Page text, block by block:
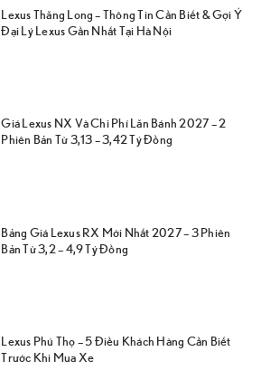
Lexus Thăng Long – Thông Tin Cần Biết & Gợi Ý
Đại Lý Lexus Gần Nhất Tại Hà Nội
Giá Lexus NX Và Chi Phí Lăn Bánh 2027 – 2
Phiên Bản Từ 3,13 – 3,42 Tỷ Đồng
Bảng Giá Lexus RX Mới Nhất 2027 – 3 Phiên
Bản Từ 3,2 – 4,9 Tỷ Đồng
Lexus Phú Thọ – 5 Điều Khách Hàng Cần Biết
Trước Khi Mua Xe